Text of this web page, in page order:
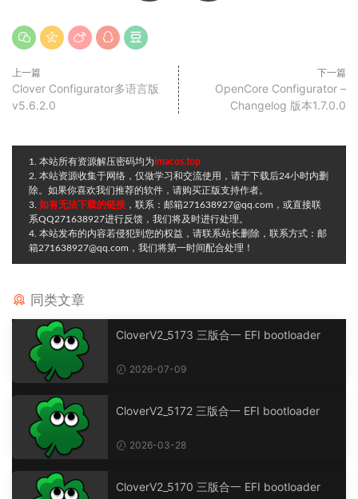
上一篇
Clover Configurator多语言版
v5.6.2.0
下一篇
OpenCore Configurator –
Changelog 版本1.7.0.0
1. 本站所有资源解压密码均为imacos.top
2. 本站资源收集于网络，仅做学习和交流使用，请于下载后24小时内删
除。如果你喜欢我们推荐的软件，请购买正版支持作者。
3. 如有无法下载的链接 ，联系：邮箱271638927@qq.com，或直接联
系QQ271638927进行反馈，我们将及时进行处理。
4. 本站发布的内容若侵犯到您的权益，请联系站长删除，联系方式：邮
箱271638927@qq.com，我们将第一时间配合处理！
同类文章
CloverV2_5173 三版合一 EFI bootloader
2026-07-09
CloverV2_5172 三版合一 EFI bootloader
2026-03-28
CloverV2_5170 三版合一 EFI bootloader